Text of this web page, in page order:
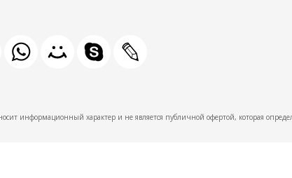
информационный характер и не является публичной офертой, которая